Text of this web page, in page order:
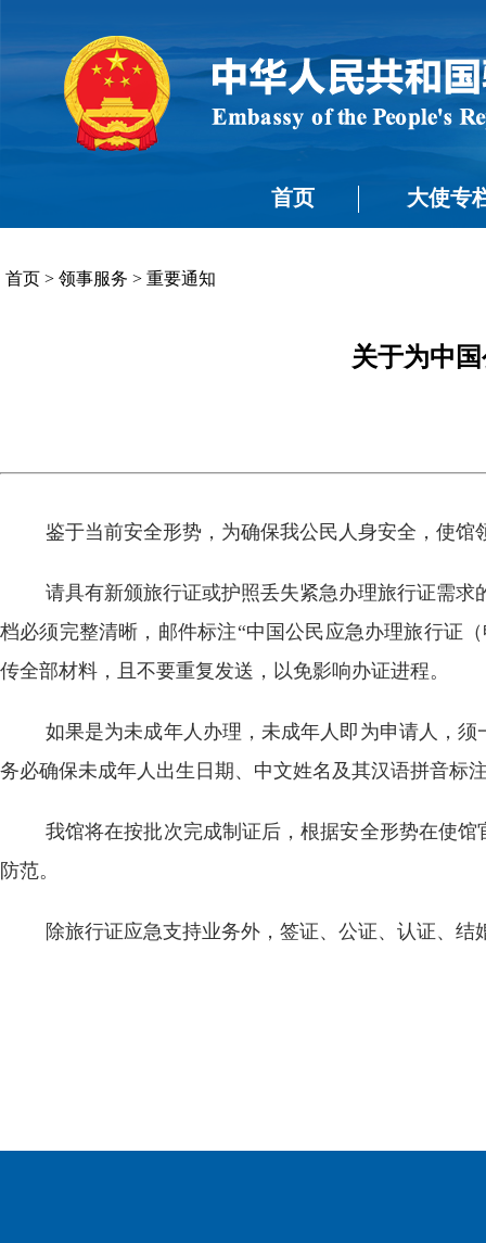
首页 大使专
首页 > 领事服务 > 重要通知
关于为中
鉴于当前安全形势，为确保我公民人身安全，使
请具有新颁旅行证或护照丢失紧急办理旅行证需求
档必须完整清晰，邮件标注“中国公民应急办理旅行证
传全部材料，且不要重复发送，以免影响办证进程。
如果是为未成年人办理，未成年人即为申请人，
务必确保未成年人出生日期、中文姓名及其汉语拼音标
我馆将在按批次完成制证后，根据安全形势在使
防范。
除旅行证应急支持业务外，签证、公证、认证、结